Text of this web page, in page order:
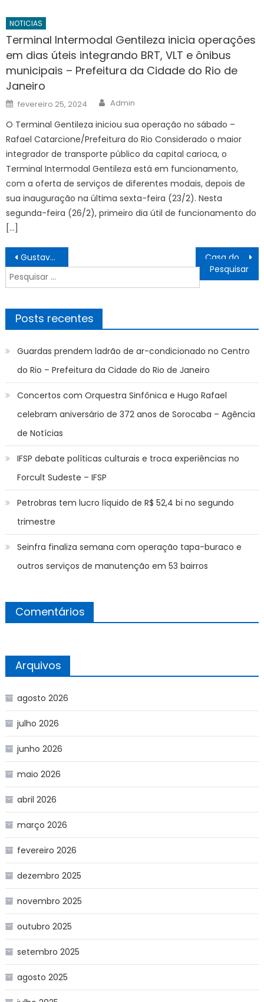
NOTICIAS
Terminal Intermodal Gentileza inicia operações
em dias úteis integrando BRT, VLT e ônibus
municipais – Prefeitura da Cidade do Rio de
Janeiro
Posted
on
fevereiro 25, 2024 Author
Admin
O Terminal Gentileza iniciou sua operação no sábado –
Rafael Catarcione/Prefeitura do Rio Considerado o maior
integrador de transporte público da capital carioca, o
Terminal Intermodal Gentileza está em funcionamento,
com a oferta de serviços de diferentes modais, depois de
sua inauguração na última sexta-feira (23/2). Nesta
segunda-feira (26/2), primeiro dia útil de funcionamento do
[…]
Navegação
de
Post
Gustavo Marques é suspenso por fala machista contra árbitra
Pesquisar
por:
Posts recentes
Guardas prendem ladrão de ar-condicionado no Centro
do Rio – Prefeitura da Cidade do Rio de Janeiro
Concertos com Orquestra Sinfônica e Hugo Rafael
celebram aniversário de 372 anos de Sorocaba – Agência
de Notícias
IFSP debate políticas culturais e troca experiências no
Forcult Sudeste – IFSP
Petrobras tem lucro líquido de R$ 52,4 bi no segundo
trimestre
Seinfra finaliza semana com operação tapa-buraco e
outros serviços de manutenção em 53 bairros
Comentários
Arquivos
agosto 2026
julho 2026
junho 2026
maio 2026
abril 2026
março 2026
fevereiro 2026
dezembro 2025
novembro 2025
outubro 2025
setembro 2025
agosto 2025